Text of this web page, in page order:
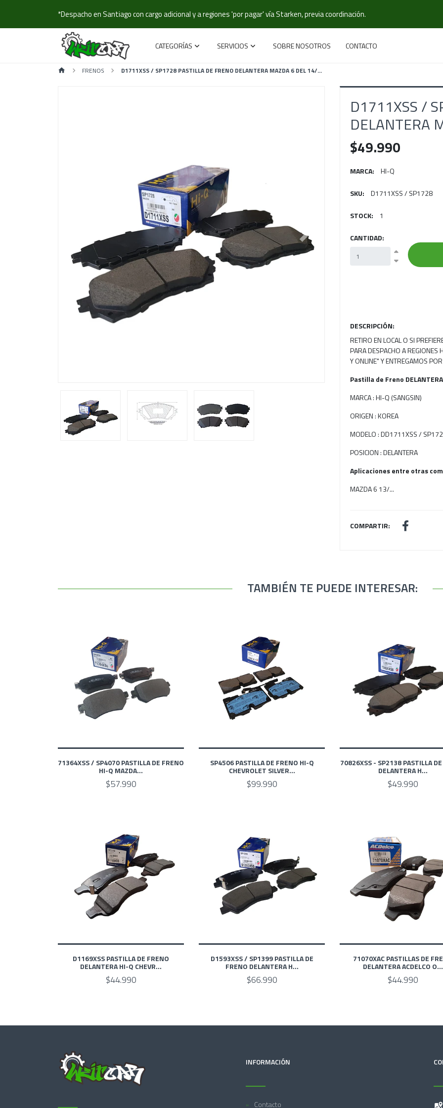
*Despacho en Santiago con cargo adicional y a regiones 'por pagar' vía Starken, previa coordinación.
CATEGORÍAS SERVICIOS SOBRE NOSOTROS CONTACTO
FRENOS D1711XSS / SP1728 PASTILLA DE FRENO DELANTERA MAZDA 6 DEL 14/...
Previous Next
D1711XSS /
DELANTERA
$49.990
MARCA: HI-Q
SKU: D1711XSS / SP1728
STOCK: 1
CANTIDAD:
DESCRIPCIÓN:
RETIRO EN LOCAL O SI
PARA DESPACHO A REGIONES
Y ONLINE" Y ENTREGAMOS
Pastilla de Freno
MARCA : HI-Q (SANGSIN)
ORIGEN : KOREA
MODELO : DD1711XSS /
POSICION : DELANTERA
Aplicaciones entre otras
MAZDA 6 13/...
COMPARTIR:
TAMBIÉN TE PUEDE INTERESAR:
71364XSS / SP4070 PASTILLA DE FRENO
HI-Q MAZDA...
$57.990
SP4506 PASTILLA DE FRENO HI-Q
CHEVROLET SILVER...
$99.990
70826XSS - SP2138 PASTILLA
DELANTERA H...
$49.990
D1169XSS PASTILLA DE FRENO
DELANTERA HI-Q CHEVR...
$44.990
D1593XSS / SP1399 PASTILLA DE
FRENO DELANTERA H...
$66.990
71070XAC PASTILLAS DE
DELANTERA ACDELCO O...
$44.990
INFORMACIÓN
Contacto